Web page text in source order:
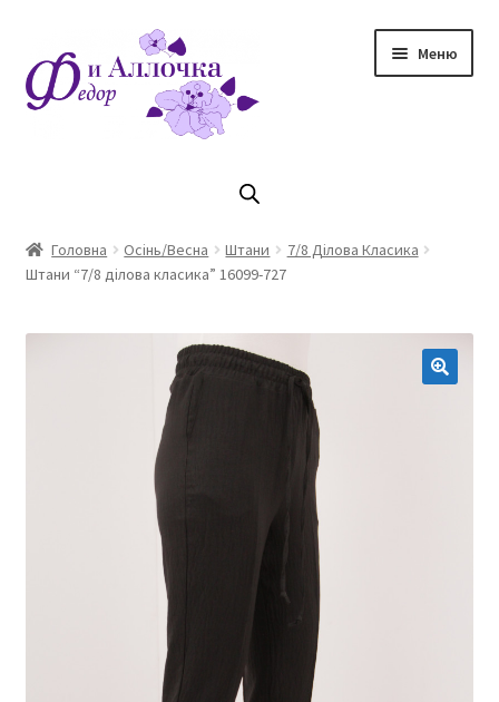
до
навігації
до
контенту
Меню
Магазин
Оплата та доставка
Головна Осінь/Весна Штани
7/8 Ділова Класика
Штани “7/8 ділова класика” 16099-727